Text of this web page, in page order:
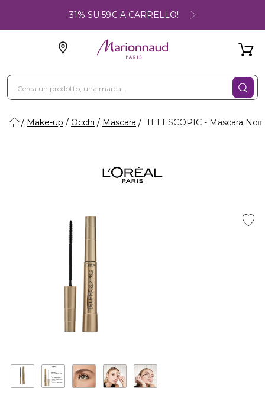
-31% SU 59€ A CARRELLO!
Make-up Occhi Mascara TELESCOPIC - Mascara Noir